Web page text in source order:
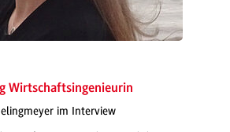
Wirtschaftsingenieurin
im Interview